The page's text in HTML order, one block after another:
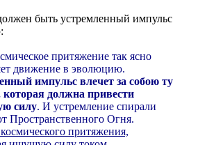
быть устремленный импульс
притяжение так ясно
движение в эволюцию.
импульс влечет за собою ту
которая должна привести
силу. И устремление спирали
Пространственного Огня.
притяжения,